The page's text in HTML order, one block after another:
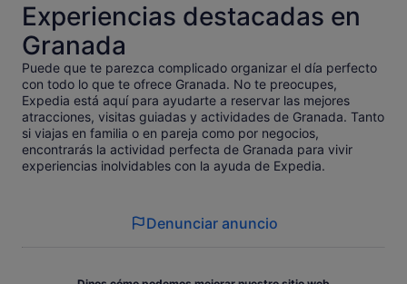
Experiencias destacadas en
Granada
Puede que te parezca complicado organizar el día perfecto
con todo lo que te ofrece Granada. No te preocupes,
Expedia está aquí para ayudarte a reservar las mejores
atracciones, visitas guiadas y actividades de Granada. Tanto
si viajas en familia o en pareja como por negocios,
encontrarás la actividad perfecta de Granada para vivir
experiencias inolvidables con la ayuda de Expedia.
Denunciar anuncio